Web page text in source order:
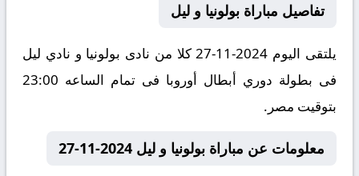
تفاصيل مباراة بولونيا و ليل
يلتقى اليوم 2024-11-27 كلا من نادى بولونيا و نادي ليل
فى بطولة دوري أبطال أوروبا فى تمام الساعه 23:00
بتوقيت مصر.
معلومات عن مباراة بولونيا و ليل 2024-11-27